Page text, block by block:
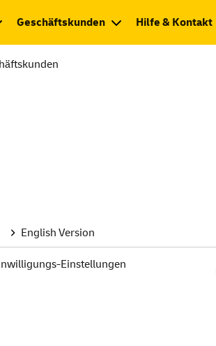
Geschäftskunden Hilfe & Kontakt
English Version
Einstellungen